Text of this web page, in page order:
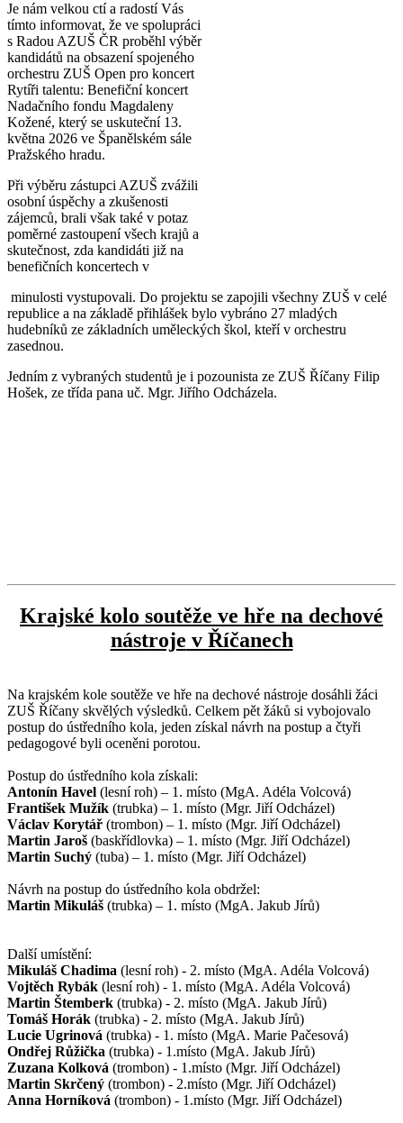
Je nám velkou ctí a radostí Vás
tímto informovat, že ve spolupráci
s Radou AZUŠ ČR proběhl výběr
kandidátů na obsazení spojeného
orchestru ZUŠ Open pro koncert
Rytíři talentu: Benefiční koncert
Nadačního fondu Magdaleny
Kožené, který se uskuteční 13.
května 2026 ve Španělském sále
Pražského hradu.
Při výběru zástupci AZUŠ zvážili
osobní úspěchy a zkušenosti
zájemců, brali však také v potaz
poměrné zastoupení všech krajů a
skutečnost, zda kandidáti již na
benefičních koncertech v
minulosti vystupovali. Do projektu se zapojili všechny ZUŠ v celé
republice a na základě přihlášek bylo vybráno 27 mladých
hudebníků ze základních uměleckých škol, kteří v orchestru
zasednou.
Jedním z vybraných studentů je i pozounista ze ZUŠ Říčany Filip
Hošek, ze třída pana uč. Mgr. Jiřího Odcházela.
Krajské kolo soutěže ve hře na dechové
nástroje v Říčanech
Na krajském kole soutěže ve hře na dechové nástroje dosáhli žáci
ZUŠ Říčany skvělých výsledků. Celkem pět žáků si vybojovalo
postup do ústředního kola, jeden získal návrh na postup a čtyři
pedagogové byli oceněni porotou.
Postup do ústředního kola získali:
Antonín Havel (lesní roh) – 1. místo (MgA. Adéla Volcová)
František Mužík (trubka) – 1. místo (Mgr. Jiří Odcházel)
Václav Korytář (trombon) – 1. místo (Mgr. Jiří Odcházel)
Martin Jaroš (baskřídlovka) – 1. místo (Mgr. Jiří Odcházel)
Martin Suchý (tuba) – 1. místo (Mgr. Jiří Odcházel)
Návrh na postup do ústředního kola obdržel:
Martin Mikuláš (trubka) – 1. místo (MgA. Jakub Jírů)
Další umístění:
Mikuláš Chadima (lesní roh) - 2. místo (MgA. Adéla Volcová)
Vojtěch Rybák (lesní roh) - 1. místo (MgA. Adéla Volcová)
Martin Štemberk (trubka) - 2. místo (MgA. Jakub Jírů)
Tomáš Horák (trubka) - 2. místo (MgA. Jakub Jírů)
Lucie Ugrinová (trubka) - 1. místo (MgA. Marie Pačesová)
Ondřej Růžička (trubka) - 1.místo (MgA. Jakub Jírů)
Zuzana Kolková (trombon) - 1.místo (Mgr. Jiří Odcházel)
Martin Skrčený (trombon) - 2.místo (Mgr. Jiří Odcházel)
Anna Horníková (trombon) - 1.místo (Mgr. Jiří Odcházel)